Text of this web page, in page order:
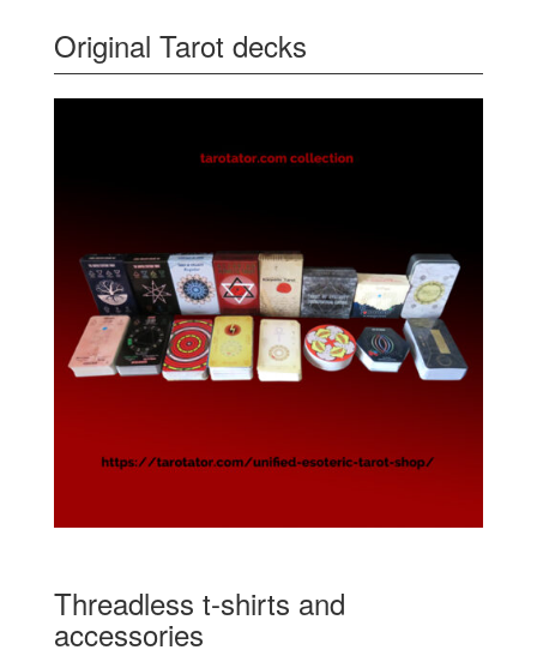
Original Tarot decks
Threadless t-shirts and
accessories